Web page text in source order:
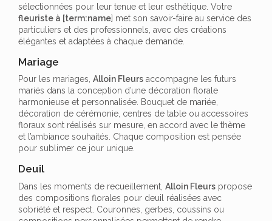
sélectionnées pour leur tenue et leur esthétique. Votre
fleuriste à [term:name] met son savoir-faire au service des
particuliers et des professionnels, avec des créations
élégantes et adaptées à chaque demande.
Mariage
Pour les mariages, Alloin Fleurs accompagne les futurs
mariés dans la conception d’une décoration florale
harmonieuse et personnalisée. Bouquet de mariée,
décoration de cérémonie, centres de table ou accessoires
floraux sont réalisés sur mesure, en accord avec le thème
et l’ambiance souhaités. Chaque composition est pensée
pour sublimer ce jour unique.
Deuil
Dans les moments de recueillement, Alloin Fleurs propose
des compositions florales pour deuil réalisées avec
sobriété et respect. Couronnes, gerbes, coussins ou